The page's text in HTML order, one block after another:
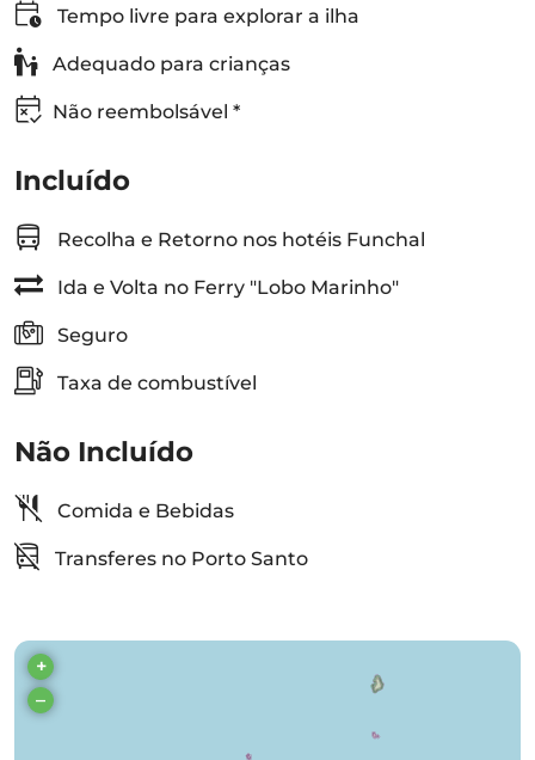
Tempo livre para explorar a ilha
Adequado para crianças
Não reembolsável *
Incluído
Recolha e Retorno nos hotéis Funchal
Ida e Volta no Ferry "Lobo Marinho"
Seguro
Taxa de combustível
Não Incluído
Comida e Bebidas
Transferes no Porto Santo
+
–